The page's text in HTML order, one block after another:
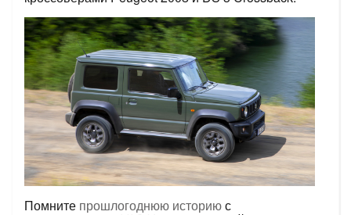
Помните прошлогоднюю историюс